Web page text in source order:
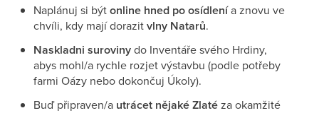
Naplánuj si býtonline hned po osídlenía znovu ve
chvíli, kdy mají dorazitvlny Natarů.
Naskladni surovinydo Inventáře svého Hrdiny,
abys mohl/a rychle rozjet výstavbu (podle potřeby
farmi Oázy nebo dokončuj Úkoly).
Buď připraven/a utrácet nějaké Zlatéza okamžité